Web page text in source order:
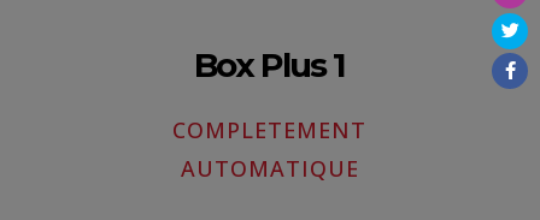
Box Plus 1
COMPLETEMENT
AUTOMATIQUE